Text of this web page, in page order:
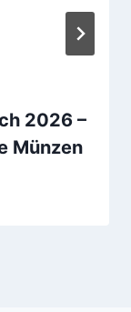
2026 –
Münzen